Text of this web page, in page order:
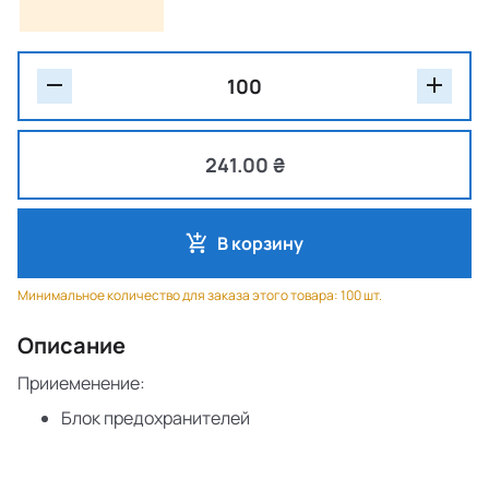
241.00 ₴
В корзину
Минимальное количество для заказа этого товара: 100 шт.
Описание
Прииеменение:
Блок предохранителей